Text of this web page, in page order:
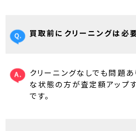
買取前にクリーニングは必
クリーニングなしでも問題あ
な状態の方が査定額アップ
です。